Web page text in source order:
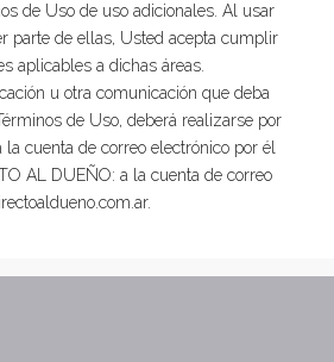
de Uso de uso adicionales. Al usar
parte de ellas, Usted acepta cumplir
aplicables a dichas áreas.
u otra comunicación que deba
de Uso, deberá realizarse por
cuenta de correo electrónico por él
AL DUEÑO: a la cuenta de correo